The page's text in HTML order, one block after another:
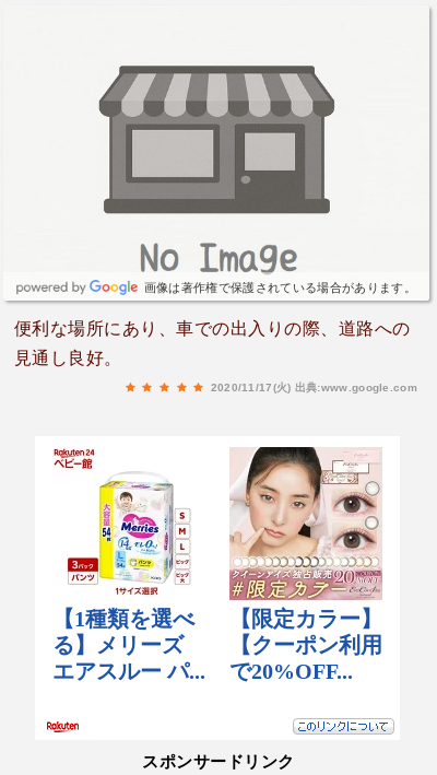
画像は著作権で保護されている場合があります。
便利な場所にあり、車での出入りの際、道路への
見通し良好。
2020/11/17(火) 出典:www.google.com
スポンサードリンク